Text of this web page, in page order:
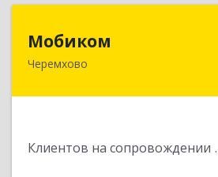
Мобиком
Черемхово
Клиентов на сопровождении